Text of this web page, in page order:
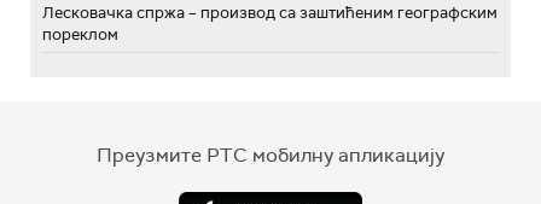
Лесковачка спржа – производ са заштићеним географским
пореклом
Преузмите РТС мобилну апликацију